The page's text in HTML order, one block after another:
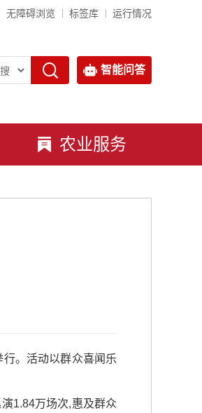
无障碍浏览 标签库 运行情况
智能问答
农业服务
。活动以群众喜闻乐
1.84万场次,惠及群众